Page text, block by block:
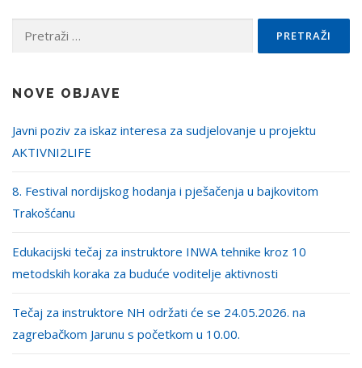
Pretraži:
NOVE OBJAVE
Javni poziv za iskaz interesa za sudjelovanje u projektu
AKTIVNI2LIFE
8. Festival nordijskog hodanja i pješačenja u bajkovitom
Trakošćanu
Edukacijski tečaj za instruktore INWA tehnike kroz 10
metodskih koraka za buduće voditelje aktivnosti
Tečaj za instruktore NH održati će se 24.05.2026. na
zagrebačkom Jarunu s početkom u 10.00.